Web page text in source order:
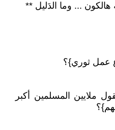
هالكون ... وما الدَليل **
عمل ثوري}؟
ملايين المسلمين أكبر